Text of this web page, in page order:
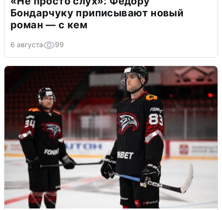
Бондарчуку приписывают новый
роман — с кем
6 августа 99